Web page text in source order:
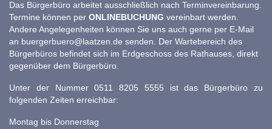
Das Bürgerbüro arbeitet ausschließlich nach Terminvereinbarung.
Termine können per ONLINEBUCHUNG vereinbart werden.
Andere Angelegenheiten können Sie uns auch gerne per E-Mail
an buergerbuero@laatzen.de senden. Der Wartebereich des
Bürgerbüros befindet sich im Erdgeschoss des Rathauses, direkt
gegenüber dem Bürgerbüro.
Unter der Nummer 0511 8205 5555 ist das Bürgerbüro zu
folgenden Zeiten erreichbar:
Montag bis Donnerstag